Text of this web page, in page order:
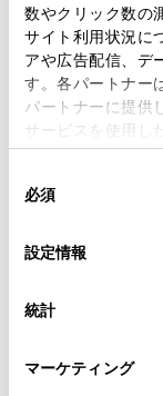
数やクリック数の
サイト利用状況に
アや広告配信、デ
す。各パートナー
パートナーに提供
サービスを使用し
使用することがあ
デバイスにすべて
意したことにな
設定の変更、同
「Cookie（クッキ
必須
設定情報
統計
マーケティング